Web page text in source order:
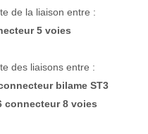
de la liaison entre :
5 voies
des liaisons entre :
bilame ST3
connecteur 8 voies